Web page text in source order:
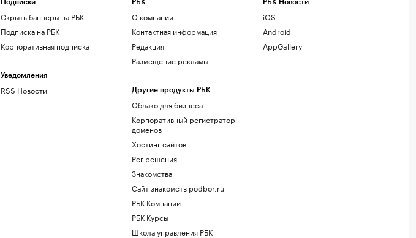
Подписки
Скрыть баннеры на РБК
Подписка на РБК
Корпоративная подписка
Уведомления
RSS Новости
РБК
О компании
Контактная информация
Редакция
Размещение рекламы
Другие продукты РБК
Облако для бизнеса
Корпоративный регистратор
доменов
Хостинг сайтов
Рег.решения
Знакомства
Сайт знакомств podbor.ru
РБК Компании
РБК Курсы
Школа управления РБК
РБК Новости
iOS
Android
AppGallery